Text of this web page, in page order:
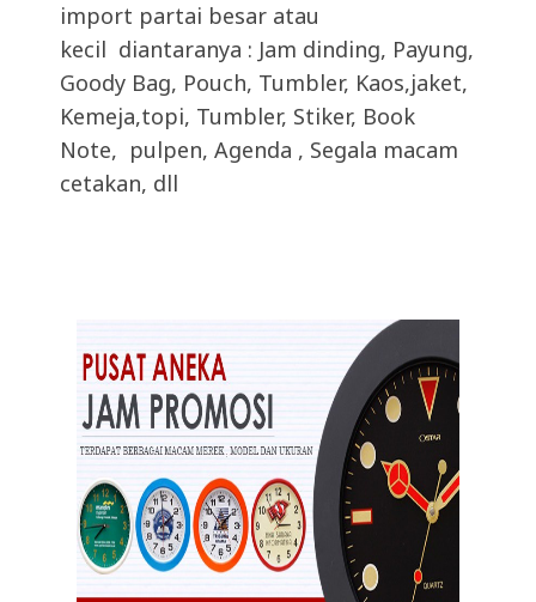
import partai besar atau
kecil diantaranya : Jam dinding, Payung,
Goody Bag, Pouch, Tumbler, Kaos,jaket,
Kemeja,topi, Tumbler, Stiker, Book
Note, pulpen, Agenda , Segala macam
cetakan, dll